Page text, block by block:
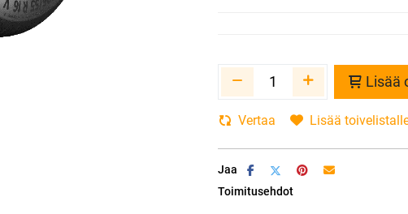
Lisää
Vertaa Lisää
Jaa
Toimitusehdot